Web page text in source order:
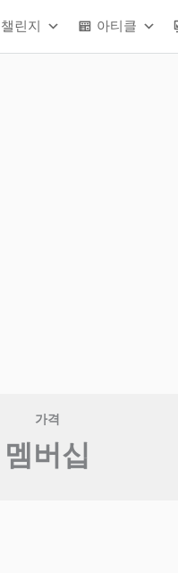
챌린지 아티클
가격
멤버십